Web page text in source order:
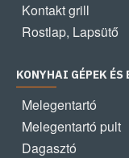
Kontakt grill
Rostlap, Lapsütő
KONYHAI GÉPEK ÉS
Melegentartó
Melegentartó pult
Dagasztó